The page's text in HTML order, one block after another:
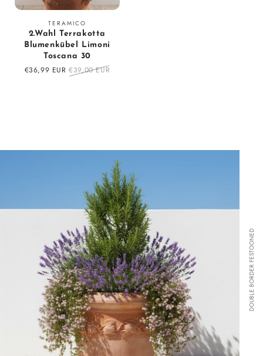
Vendor:
TERAMICO
2.Wahl Terrakotta
Blumenkübel Limoni
Toscana 30
Sale
€36,99 EUR Regular
€39,00 EUR
DOUBLE BORDER FESTOONED